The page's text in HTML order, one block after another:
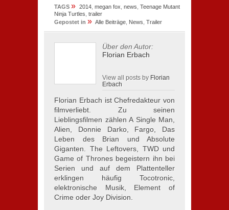
TAGS » 2014 megan fox news Teenage Mutant
Ninja Turtles trailer
Gepostet in » Alle Beiträge News Trailer
Über den Autor:
Florian Erbach
View all posts by Florian
Erbach
Florian Erbach ist Chefredakteur von
filmverliebt. Zu seinen
Lieblingsfilmen zählen A Single Man,
Alien, Donnie Darko, Fargo, Das
Leben des Brian und Absolute
Giganten. The Leftovers, TWD und
Game of Thrones begeistern ihn bei
Serien und auf dem Plattenteller
erklingen häufig Tocotronic,
elektronische Musik, Element of
Crime oder Joy Division.